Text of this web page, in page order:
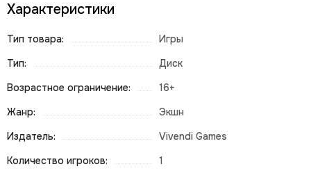
Характеристики
Тип товара:
Игры
Тип:
Диск
Возрастное ограничение:
16+
Жанр:
Экшн
Издатель:
Vivendi Games
Количество игроков:
1